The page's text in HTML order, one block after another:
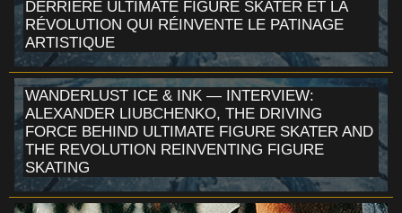
DERRIÈRE ULTIMATE FIGURE SKATER ET LA
RÉVOLUTION QUI RÉINVENTE LE PATINAGE
ARTISTIQUE
WANDERLUST ICE & INK — INTERVIEW:
ALEXANDER LIUBCHENKO, THE DRIVING
FORCE BEHIND ULTIMATE FIGURE SKATER AND
THE REVOLUTION REINVENTING FIGURE
SKATING